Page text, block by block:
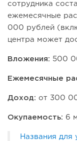
сотрудника
ежемесячные
000 рублей
центра может
Вложения: 500
Ежемесячные
Доход: от 300
Окупаемость: 6
Названия